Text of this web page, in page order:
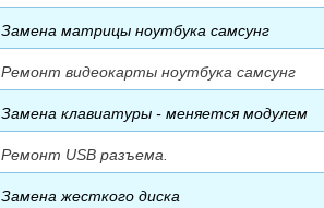
Замена матрицы ноутбука самсунг
Ремонт видеокарты ноутбука самсунг
Замена клавиатуры - меняется модулем
Ремонт USB разъема.
Замена жесткого диска